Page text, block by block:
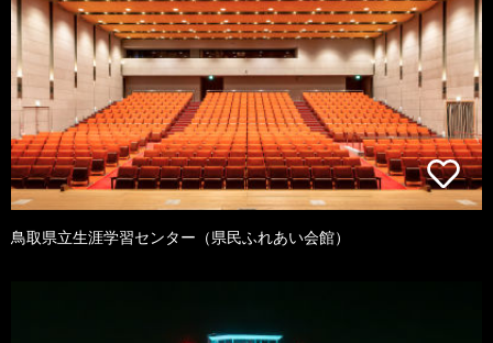
鳥取県立生涯学習センター（県民ふれあい会館）